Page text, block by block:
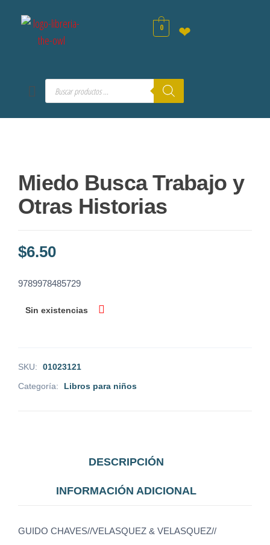
0 ❤
Miedo Busca Trabajo y
Otras Historias
$6.50
9789978485729
Sin existencias
SKU:
01023121
Categoría:
Libros para niños
DESCRIPCIÓN
INFORMACIÓN ADICIONAL
GUIDO CHAVES//VELASQUEZ & VELASQUEZ//